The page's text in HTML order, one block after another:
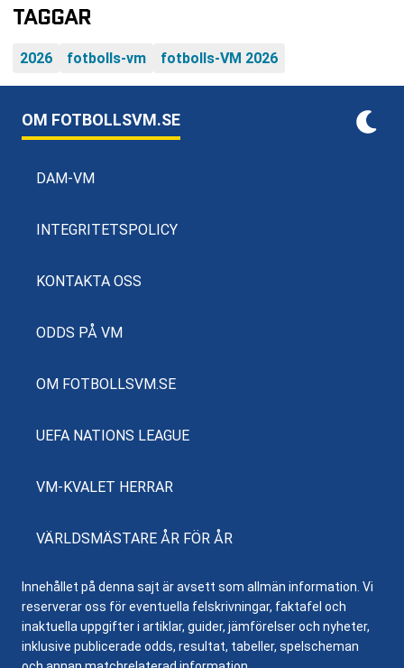
TAGGAR
2026 fotbolls-vm fotbolls-VM 2026
OM FOTBOLLSVM.SE
DAM-VM
INTEGRITETSPOLICY
KONTAKTA OSS
ODDS PÅ VM
OM FOTBOLLSVM.SE
UEFA NATIONS LEAGUE
VM-KVALET HERRAR
VÄRLDSMÄSTARE ÅR FÖR ÅR
Innehållet på denna sajt är avsett som allmän information. Vi
reserverar oss för eventuella felskrivningar, faktafel och
inaktuella uppgifter i artiklar, guider, jämförelser och nyheter,
inklusive publicerade odds, resultat, tabeller, spelscheman